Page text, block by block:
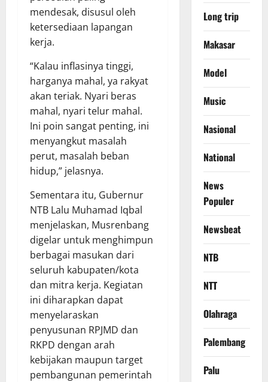
mendesak, disusul oleh
ketersediaan lapangan
kerja.
“Kalau inflasinya tinggi,
harganya mahal, ya rakyat
akan teriak. Nyari beras
mahal, nyari telur mahal.
Ini poin sangat penting, ini
menyangkut masalah
perut, masalah beban
hidup,” jelasnya.
Sementara itu, Gubernur
NTB Lalu Muhamad Iqbal
menjelaskan, Musrenbang
digelar untuk menghimpun
berbagai masukan dari
seluruh kabupaten/kota
dan mitra kerja. Kegiatan
ini diharapkan dapat
menyelaraskan
penyusunan RPJMD dan
RKPD dengan arah
kebijakan maupun target
pembangunan pemerintah
Long trip
Makasar
Model
Music
Nasional
National
News
Populer
Newsbeat
NTB
NTT
Olahraga
Palembang
Palu